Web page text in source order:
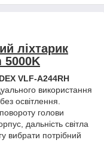
ліхтарик
5000K
VLF-A244RH
використання
освітлення.
голови
дальність світла
вибрати потрібний